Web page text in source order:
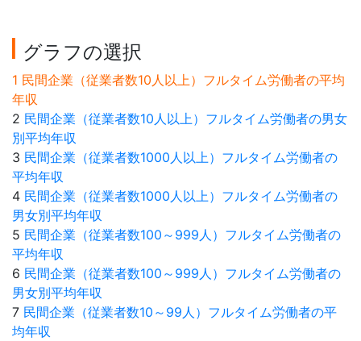
グラフの選択
1 民間企業（従業者数10人以上）フルタイム労働者の平均
年収
2 民間企業（従業者数10人以上）フルタイム労働者の男女
別平均年収
3 民間企業（従業者数1000人以上）フルタイム労働者の
平均年収
4 民間企業（従業者数1000人以上）フルタイム労働者の
男女別平均年収
5 民間企業（従業者数100～999人）フルタイム労働者の
平均年収
6 民間企業（従業者数100～999人）フルタイム労働者の
男女別平均年収
7 民間企業（従業者数10～99人）フルタイム労働者の平
均年収